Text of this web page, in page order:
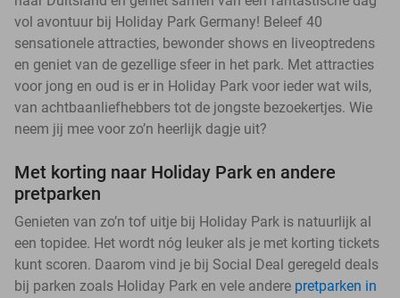
vol avontuur bij Holiday Park Germany! Beleef 40
sensationele attracties, bewonder shows en liveoptredens
en geniet van de gezellige sfeer in het park. Met attracties
voor jong en oud is er in Holiday Park voor ieder wat wils,
van achtbaanliefhebbers tot de jongste bezoekertjes. Wie
neem jij mee voor zo’n heerlijk dagje uit?
Met korting naar Holiday Park en andere
pretparken
Genieten van zo’n tof uitje bij Holiday Park is natuurlijk al
een topidee. Het wordt nóg leuker als je met korting tickets
kunt scoren. Daarom vind je bij Social Deal geregeld deals
bij parken zoals Holiday Park en vele andere pretparken in